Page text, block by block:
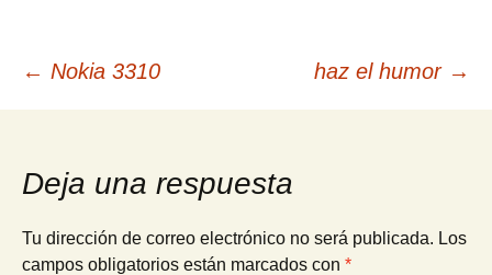
Navegación
de
entradas
← Nokia 3310 haz el humor →
Deja una respuesta
Tu dirección de correo electrónico no será publicada. Los
campos obligatorios están marcados con *